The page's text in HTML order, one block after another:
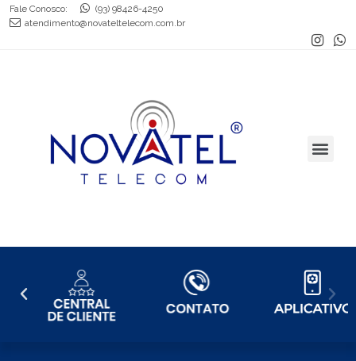
Fale Conosco:
(93) 98426-4250
atendimento@novateltelecom.com.br